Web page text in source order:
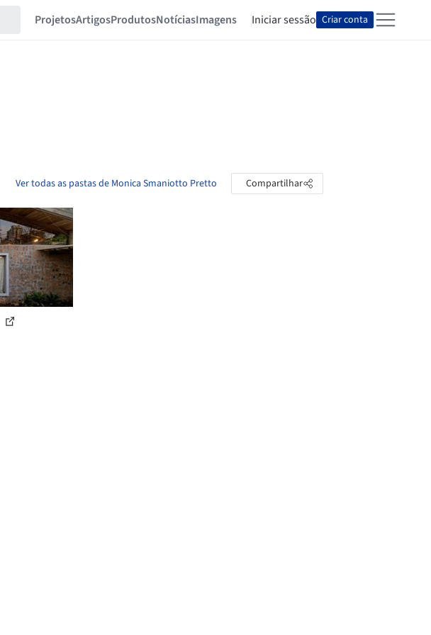
ProjetosArtigosProdutosNotíciasImagens Iniciar sessão Criar conta
Ver todas as pastas de Monica Smaniotto Pretto Compartilhar